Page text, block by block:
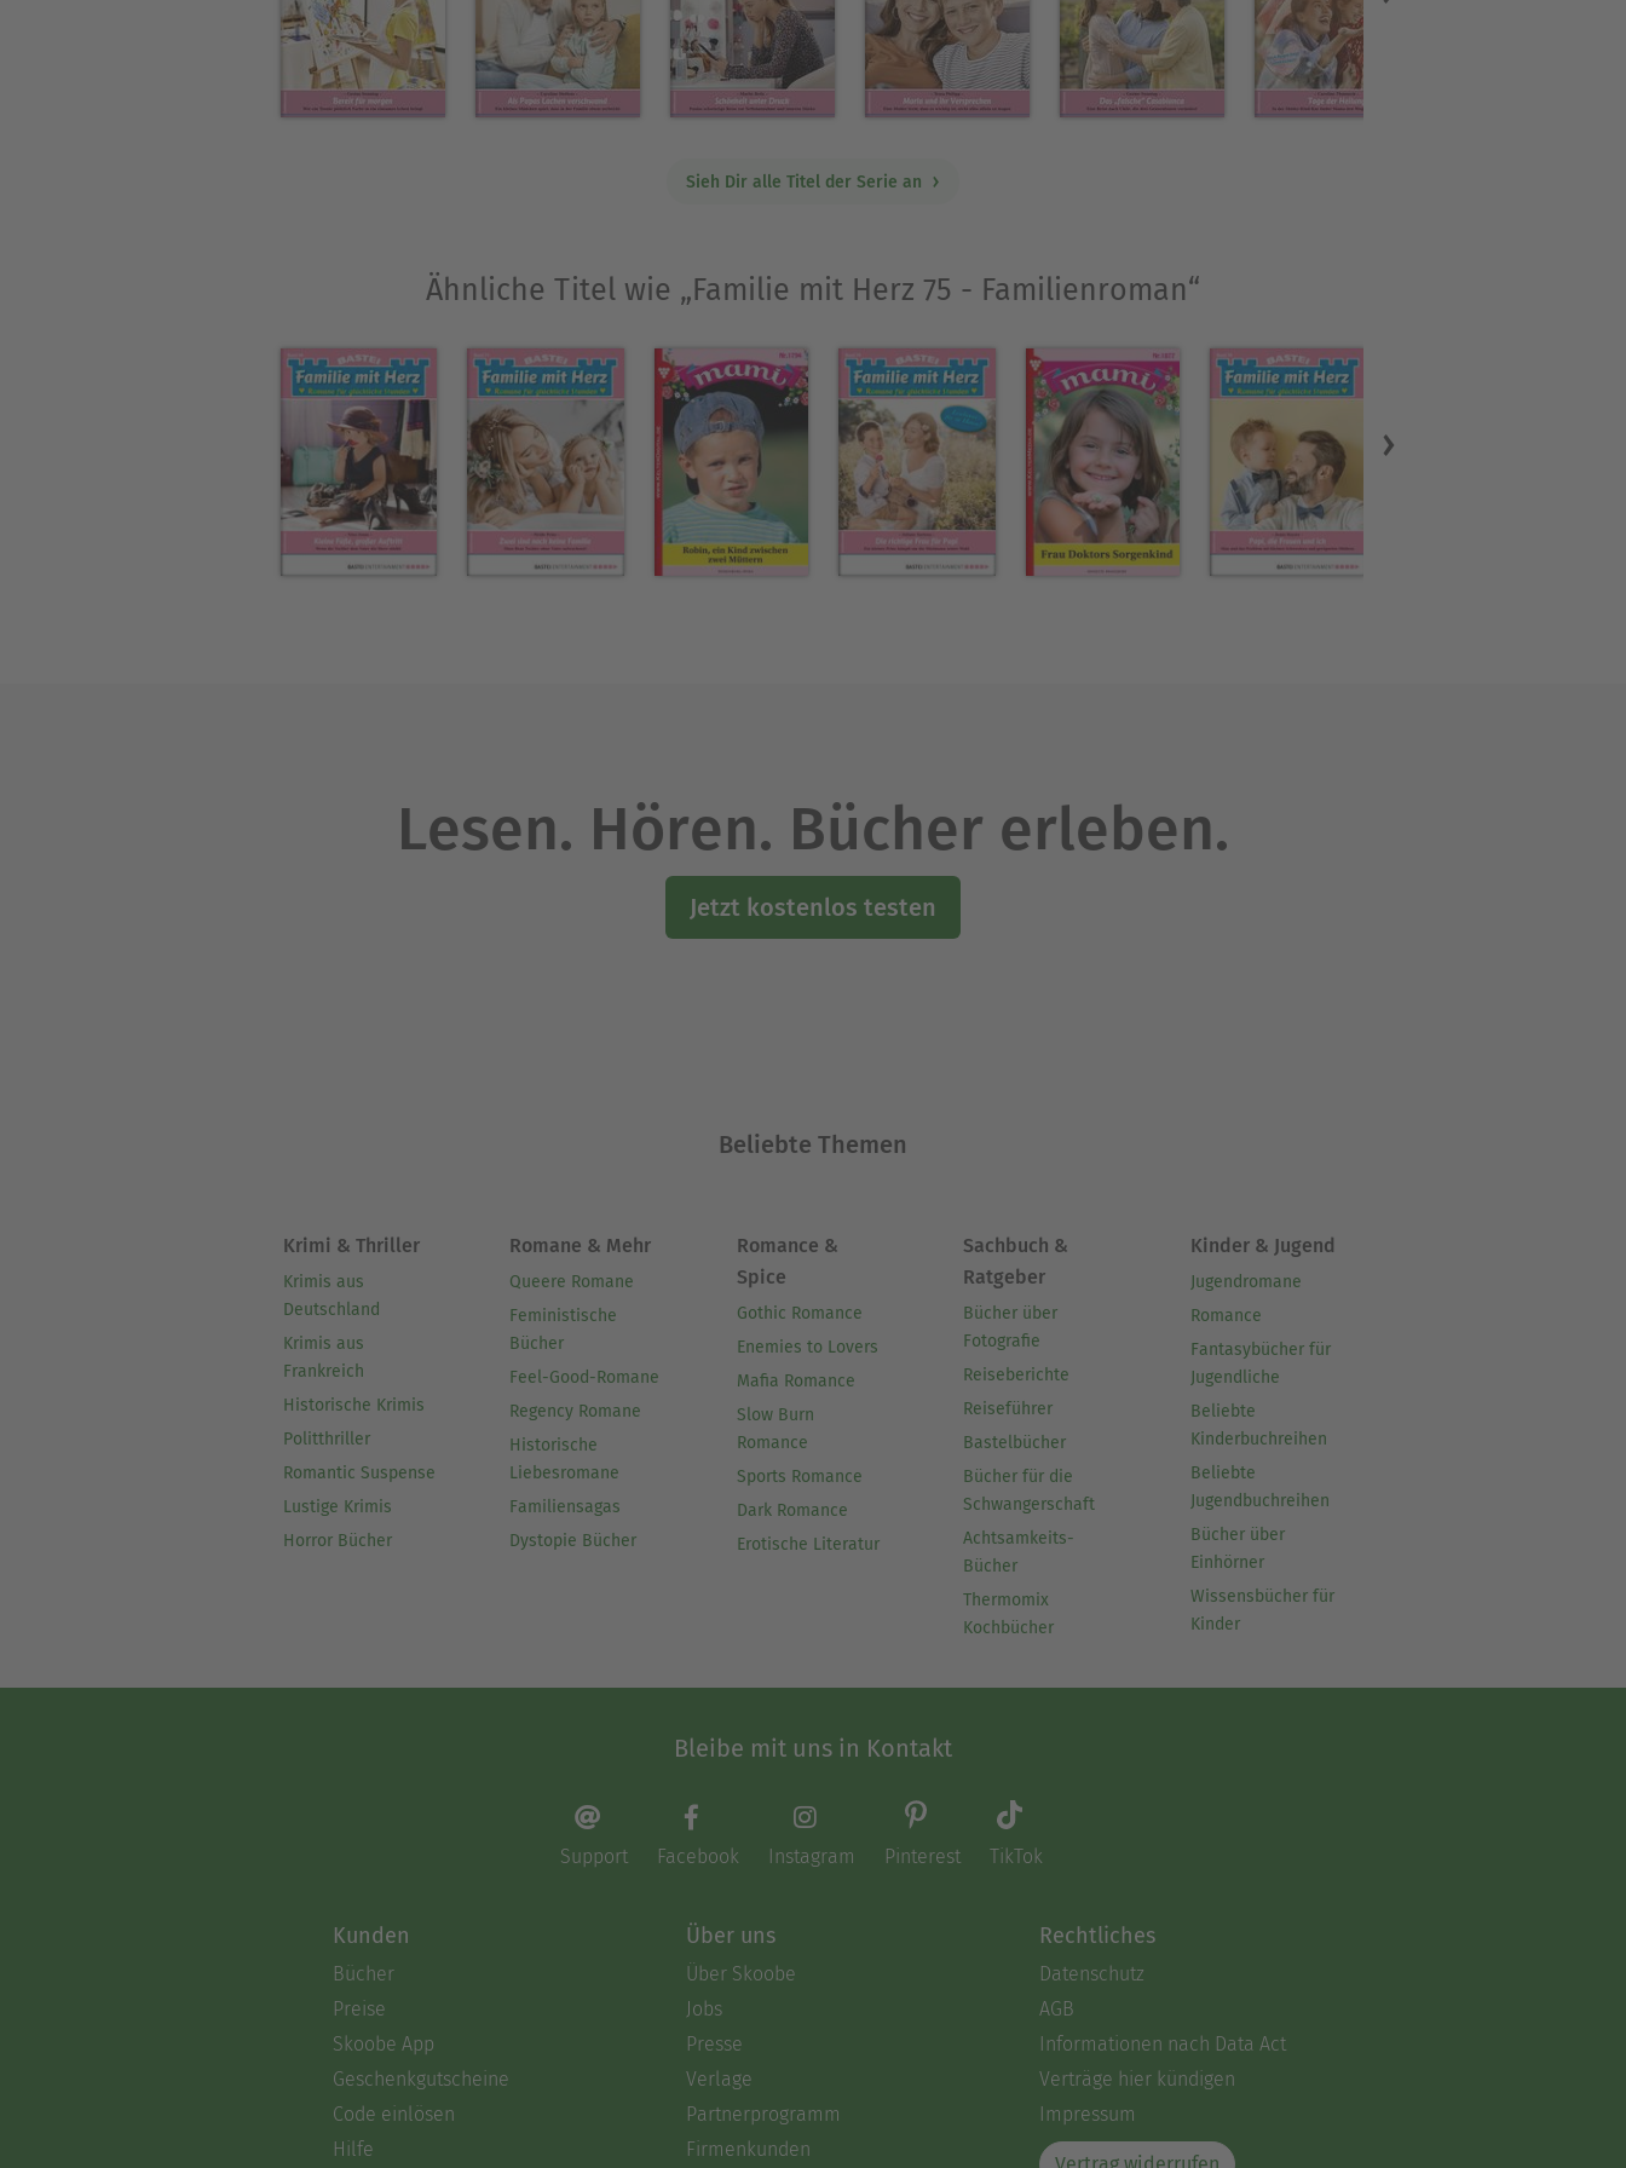
Sieh Dir alle Titel der Serie an
Ähnliche Titel wie „Familie mit Herz 75 - Familienroman“
Lesen. Hören. Bücher erleben.
Jetzt kostenlos testen
Beliebte Themen
Krimi & Thriller
Krimis aus
Deutschland
Krimis aus
Frankreich
Historische Krimis
Politthriller
Romantic Suspense
Lustige Krimis
Horror Bücher
Romane & Mehr
Queere Romane
Feministische
Bücher
Feel-Good-Romane
Regency Romane
Historische
Liebesromane
Familiensagas
Dystopie Bücher
Romance &
Spice
Gothic Romance
Enemies to Lovers
Mafia Romance
Slow Burn
Romance
Sports Romance
Dark Romance
Erotische Literatur
Sachbuch &
Ratgeber
Bücher über
Fotografie
Reiseberichte
Reiseführer
Bastelbücher
Bücher für die
Schwangerschaft
Achtsamkeits-
Bücher
Thermomix
Kochbücher
Kinder & Jugend
Jugendromane
Romance
Fantasybücher für
Jugendliche
Beliebte
Kinderbuchreihen
Beliebte
Jugendbuchreihen
Bücher über
Einhörner
Wissensbücher für
Kinder
Bleibe mit uns in Kontakt
Support Facebook Instagram Pinterest TikTok
Kunden
Bücher
Preise
Skoobe App
Geschenkgutscheine
Code einlösen
Hilfe
Über uns
Über Skoobe
Jobs
Presse
Verlage
Partnerprogramm
Firmenkunden
Rechtliches
Datenschutz
AGB
Informationen nach Data Act
Verträge hier kündigen
Impressum
Vertrag widerrufen